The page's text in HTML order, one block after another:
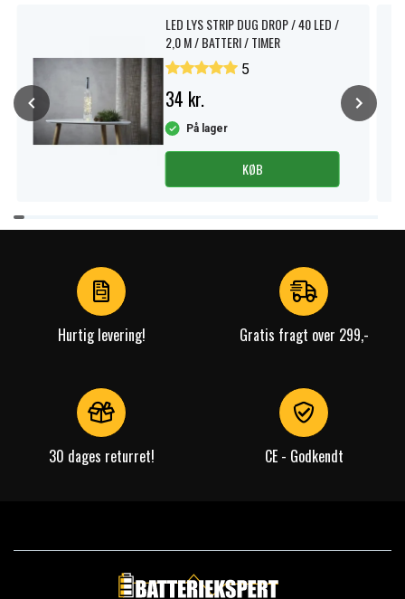
LED LYS STRIP DUG DROP / 40 LED /
2,0 M / BATTERI / TIMER
5
34 kr.
På lager
KØB
Item
1
Hurtig levering! Gratis fragt over 299,-
30 dages returret! CE - Godkendt